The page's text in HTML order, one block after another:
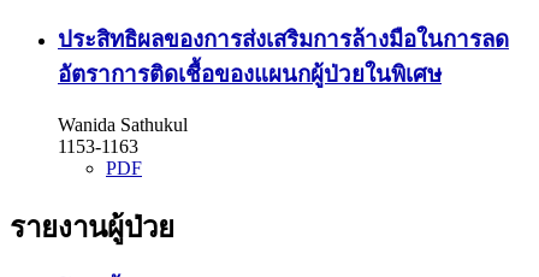
ประสิทธิผลของการส่งเสริมการล้างมือในการลด
อัตราการติดเชื้อของแผนกผู้ป่วยในพิเศษ
Wanida Sathukul
1153-1163
PDF
รายงานผู้ป่วย